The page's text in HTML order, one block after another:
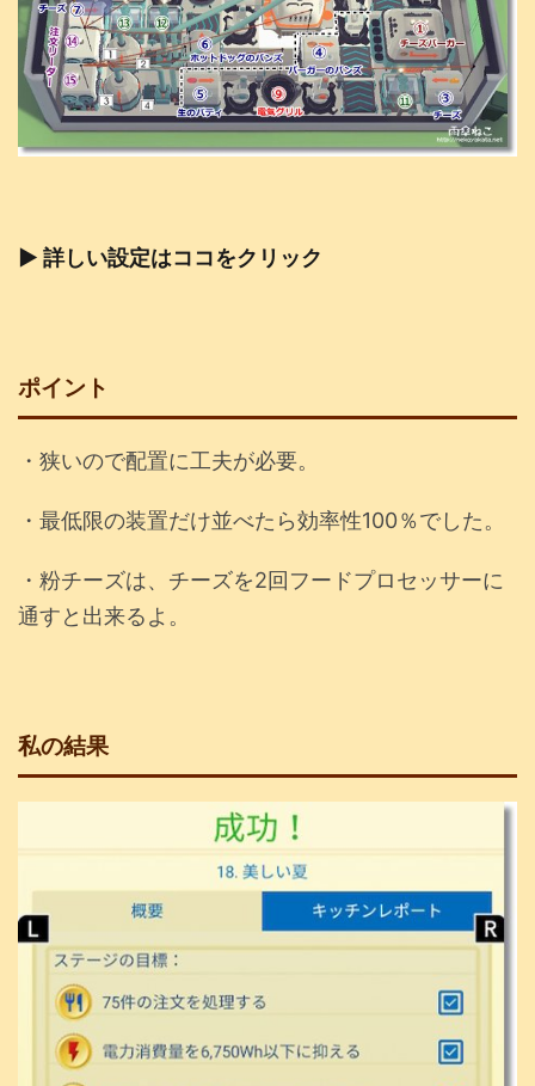
▶ 詳しい設定はココをクリック
ポイント
・狭いので配置に工夫が必要。
・最低限の装置だけ並べたら効率性100％でした。
・粉チーズは、チーズを2回フードプロセッサーに
通すと出来るよ。
私の結果